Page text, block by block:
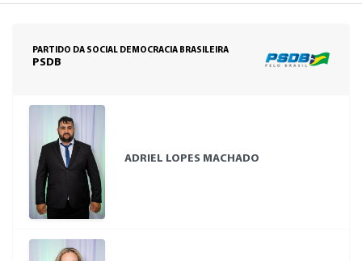
PARTIDO DA SOCIAL DEMOCRACIA BRASILEIRA
PSDB
ADRIEL LOPES MACHADO